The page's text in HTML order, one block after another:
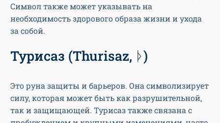
Символ также может указывать на
необходимость здорового образа жизни и ухода
за собой.
Турисаз (Thurisaz, ᚦ)
Это руна защиты и барьеров. Она символизирует
силу, которая может быть как разрушительной,
так и защищающей. Турисаз также связана с